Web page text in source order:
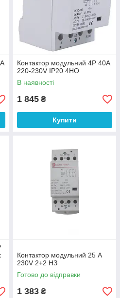
Контактор модульний 4P 40A
220-230V IP20 4НО
В наявності
1 845 ₴
Купити
Контактор модульний 25 A
230V 2+2 НЗ
Готово до відправки
1 383 ₴